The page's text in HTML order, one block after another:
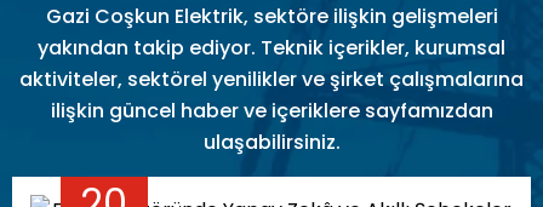
Gazi Coşkun Elektrik, sektöre ilişkin gelişmeleri
yakından takip ediyor. Teknik içerikler, kurumsal
aktiviteler, sektörel yenilikler ve şirket çalışmalarına
ilişkin güncel haber ve içeriklere sayfamızdan
ulaşabilirsiniz.